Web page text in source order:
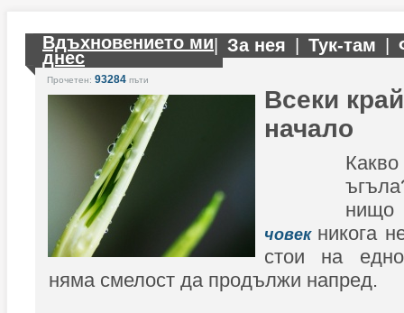
Вдъхновението ми
днес
За нея Тук-там
Прочетен: 93284 пъти
Всеки
начало
нищо
човек никога
стои на
няма смелост да продължи напред.